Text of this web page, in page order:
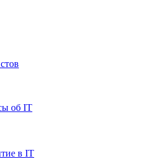
об IT
в IT